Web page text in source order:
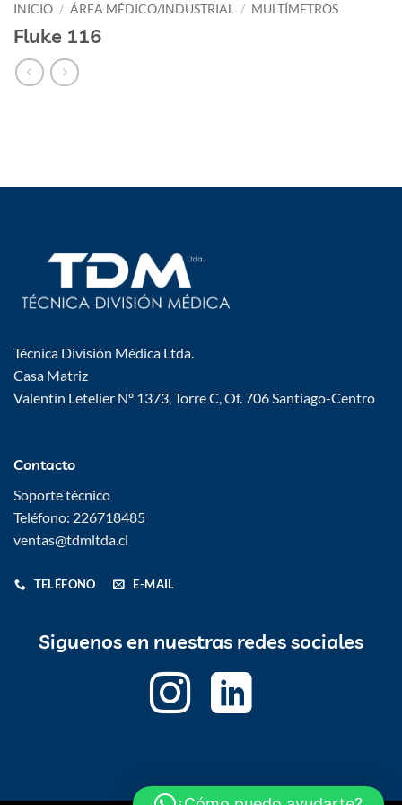
INICIO / ÁREA MÉDICO/INDUSTRIAL / MULTÍMETROS
Fluke 116
Técnica División Médica Ltda.
Casa Matriz
Valentín Letelier Nº 1373, Torre C, Of. 706 Santiago-Centro
Contacto
Soporte técnico
Teléfono: 226718485
ventas@tdmltda.cl
TELÉFONO E-MAIL
Siguenos en nuestras redes sociales